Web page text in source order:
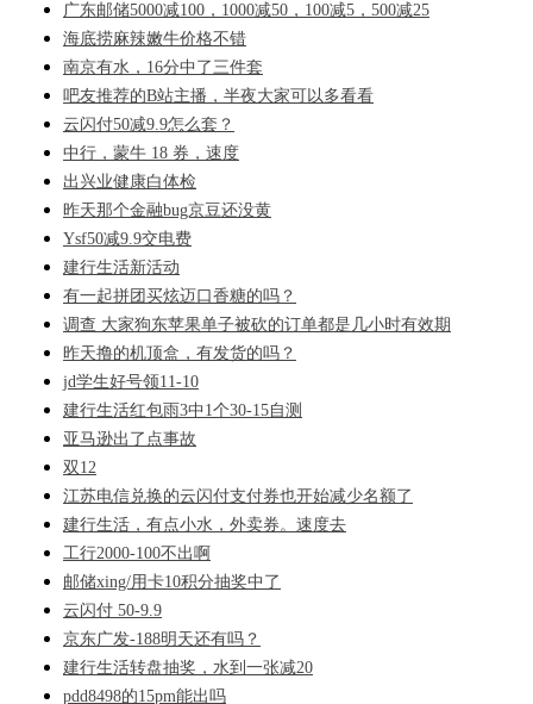
广东邮储5000减100，1000减50，100减5，500减25
海底捞麻辣嫩牛价格不错
南京有水，16分中了三件套
吧友推荐的B站主播，半夜大家可以多看看
云闪付50减9.9怎么套？
中行，蒙牛 18 券，速度
出兴业健康白体检
昨天那个金融bug京豆还没黄
Ysf50减9.9交电费
建行生活新活动
有一起拼团买炫迈口香糖的吗？
调查 大家狗东苹果单子被砍的订单都是几小时有效期
昨天撸的机顶盒，有发货的吗？
jd学生好号领11-10
建行生活红包雨3中1个30-15自测
亚马逊出了点事故
双12
江苏电信兑换的云闪付支付券也开始减少名额了
建行生活，有点小水，外卖券。速度去
工行2000-100不出啊
邮储xing/用卡10积分抽奖中了
云闪付 50-9.9
京东广发-188明天还有吗？
建行生活转盘抽奖，水到一张减20
pdd8498的15pm能出吗